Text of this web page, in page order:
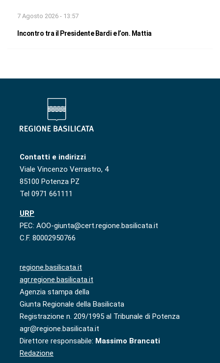
7 Agosto 2026 - 13:57
Incontro tra il Presidente Bardi e l’on. Mattia
Contatti e indirizzi
Viale Vincenzo Verrastro, 4
85100 Potenza PZ
Tel 0971 661111
URP
PEC: AOO-giunta@cert.regione.basilicata.it
C.F. 80002950766
regione.basilicata.it
agr.regione.basilicata.it
Agenzia stampa della
Giunta Regionale della Basilicata
Registrazione n. 209/1995 al Tribunale di Potenza
agr@regione.basilicata.it
Direttore responsabile: Massimo Brancati
Redazione